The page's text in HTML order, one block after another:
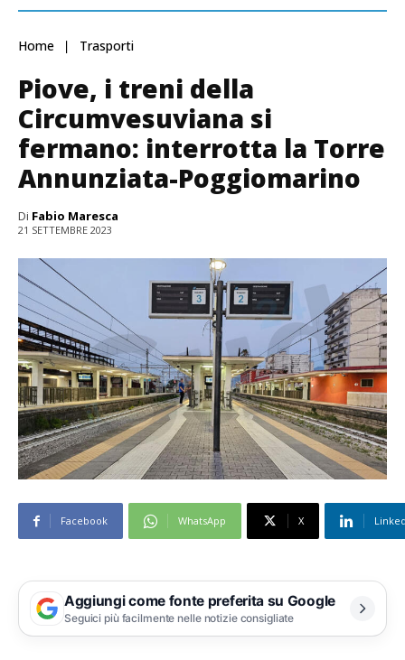
Home Trasporti
Piove, i treni della
Circumvesuviana si
fermano: interrotta la Torre
Annunziata-Poggiomarino
Di Fabio Maresca
21 SETTEMBRE 2023
Facebook WhatsApp X
Aggiungi come fonte preferita su Google
Seguici più facilmente nelle notizie consigliate